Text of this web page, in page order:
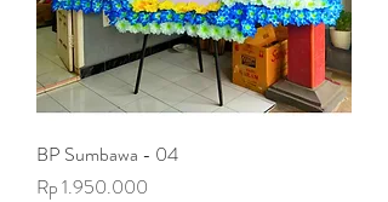
BP Sumbawa - 04
Harga
Rp 1.950.000